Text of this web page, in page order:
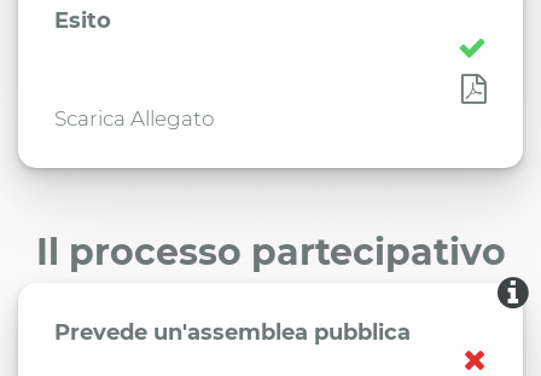
Esito
Scarica Allegato
Il processo partecipativo
Prevede un'assemblea pubblica